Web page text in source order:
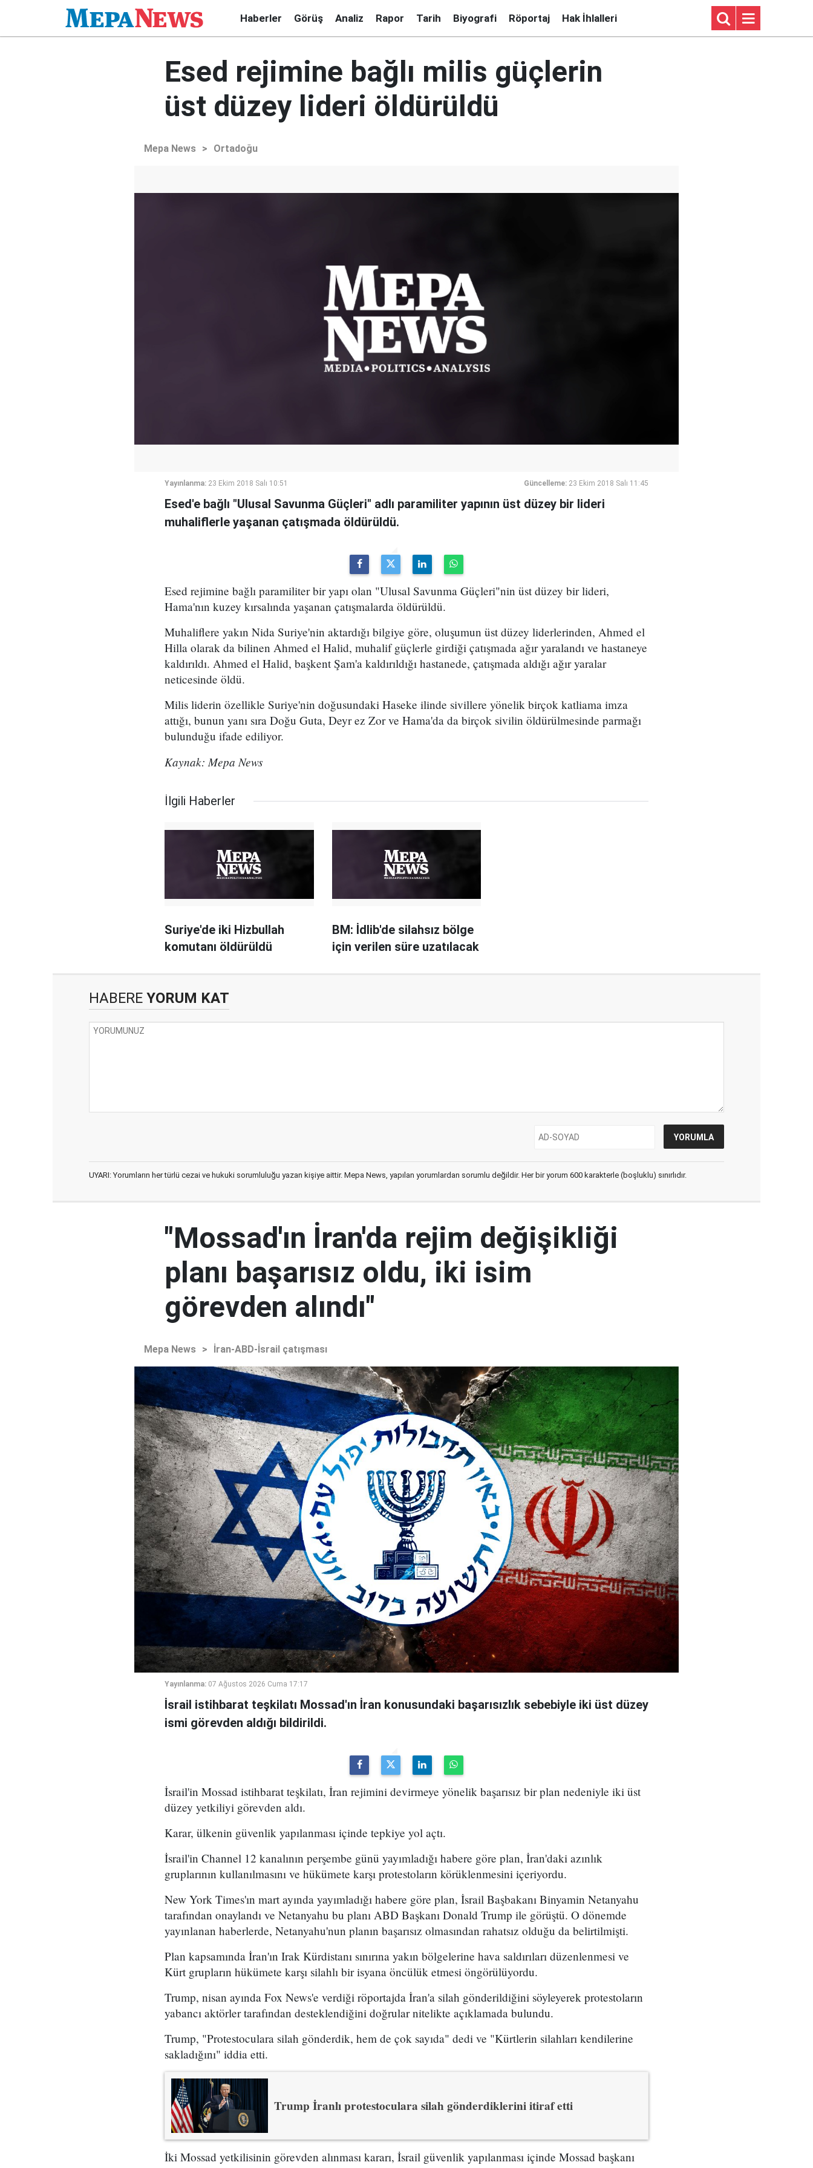
Haberler Görüş Analiz Rapor Tarih Biyografi Röportaj Hak İhlalleri
Esed rejimine bağlı milis güçlerin
üst düzey lideri öldürüldü
Mepa News > Ortadoğu
Yayınlanma: 23 Ekim 2018 Salı 10:51 Güncelleme: 23 Ekim 2018 Salı 11:45
Esed'e bağlı "Ulusal Savunma Güçleri" adlı paramiliter yapının üst düzey bir lideri
muhaliflerle yaşanan çatışmada öldürüldü.
Esed rejimine bağlı paramiliter bir yapı olan "Ulusal Savunma Güçleri"nin üst düzey bir lideri,
Hama'nın kuzey kırsalında yaşanan çatışmalarda öldürüldü.
Muhaliflere yakın Nida Suriye'nin aktardığı bilgiye göre, oluşumun üst düzey liderlerinden, Ahmed el
Hilla olarak da bilinen Ahmed el Halid, muhalif güçlerle girdiği çatışmada ağır yaralandı ve hastaneye
kaldırıldı. Ahmed el Halid, başkent Şam'a kaldırıldığı hastanede, çatışmada aldığı ağır yaralar
neticesinde öldü.
Milis liderin özellikle Suriye'nin doğusundaki Haseke ilinde sivillere yönelik birçok katliama imza
attığı, bunun yanı sıra Doğu Guta, Deyr ez Zor ve Hama'da da birçok sivilin öldürülmesinde parmağı
bulunduğu ifade ediliyor.
Kaynak: Mepa News
İlgili Haberler
Suriye'de iki Hizbullah
komutanı öldürüldü
BM: İdlib'de silahsız bölge
için verilen süre uzatılacak
HABERE YORUM KAT
UYARI: Yorumların her türlü cezai ve hukuki sorumluluğu yazan kişiye aittir. Mepa News, yapılan yorumlardan sorumlu değildir. Her bir yorum 600 karakterle (boşluklu) sınırlıdır.
"Mossad'ın İran'da rejim değişikliği
planı başarısız oldu, iki isim
görevden alındı"
Mepa News > İran-ABD-İsrail çatışması
Yayınlanma: 07 Ağustos 2026 Cuma 17:17
İsrail istihbarat teşkilatı Mossad'ın İran konusundaki başarısızlık sebebiyle iki üst düzey
ismi görevden aldığı bildirildi.
İsrail'in Mossad istihbarat teşkilatı, İran rejimini devirmeye yönelik başarısız bir plan nedeniyle iki üst
düzey yetkiliyi görevden aldı.
Karar, ülkenin güvenlik yapılanması içinde tepkiye yol açtı.
İsrail'in Channel 12 kanalının perşembe günü yayımladığı habere göre plan, İran'daki azınlık
gruplarının kullanılmasını ve hükümete karşı protestoların körüklenmesini içeriyordu.
New York Times'ın mart ayında yayımladığı habere göre plan, İsrail Başbakanı Binyamin Netanyahu
tarafından onaylandı ve Netanyahu bu planı ABD Başkanı Donald Trump ile görüştü. O dönemde
yayınlanan haberlerde, Netanyahu'nun planın başarısız olmasından rahatsız olduğu da belirtilmişti.
Plan kapsamında İran'ın Irak Kürdistanı sınırına yakın bölgelerine hava saldırıları düzenlenmesi ve
Kürt grupların hükümete karşı silahlı bir isyana öncülük etmesi öngörülüyordu.
Trump, nisan ayında Fox News'e verdiği röportajda İran'a silah gönderildiğini söyleyerek protestoların
yabancı aktörler tarafından desteklendiğini doğrular nitelikte açıklamada bulundu.
Trump, "Protestoculara silah gönderdik, hem de çok sayıda" dedi ve "Kürtlerin silahları kendilerine
sakladığını" iddia etti.
Trump İranlı protestoculara silah gönderdiklerini itiraf etti
İki Mossad yetkilisinin görevden alınması kararı, İsrail güvenlik yapılanması içinde Mossad başkanı